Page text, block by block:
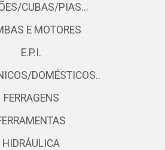
CUBAS/PIAS...
E MOTORES
E.P.I.
DOMÉSTICOS..
FERRAGENS
HIDRÁULICA